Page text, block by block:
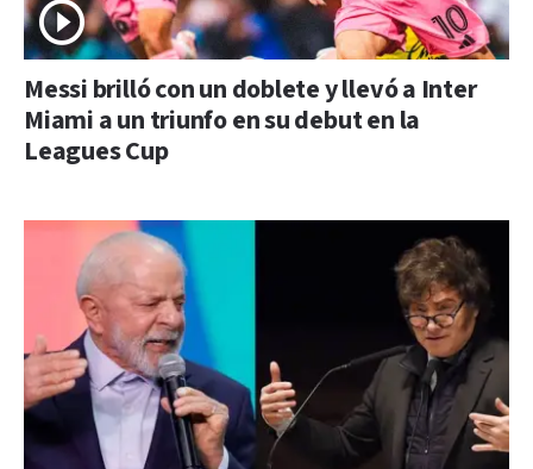
Messi brilló con un doblete y llevó a Inter
Miami a un triunfo en su debut en la
Leagues Cup